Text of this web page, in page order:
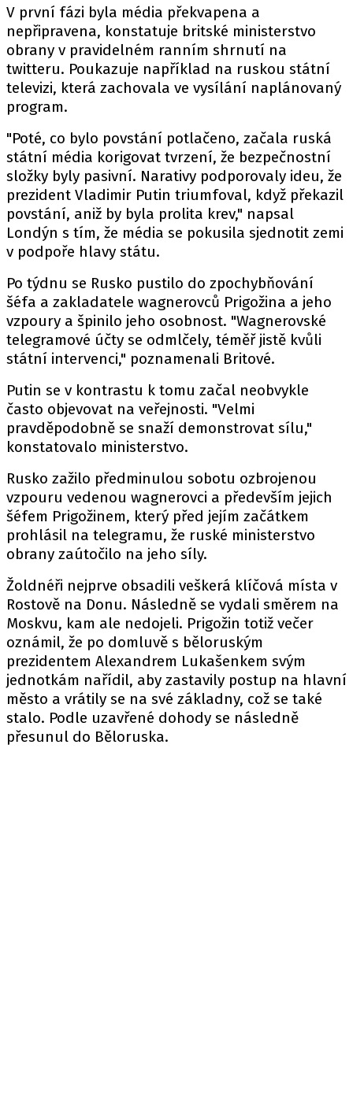
V první fázi byla média překvapena a
nepřipravena, konstatuje britské ministerstvo
obrany v pravidelném ranním shrnutí na
twitteru. Poukazuje například na ruskou státní
televizi, která zachovala ve vysílání naplánovaný
program.
"Poté, co bylo povstání potlačeno, začala ruská
státní média korigovat tvrzení, že bezpečnostní
složky byly pasivní. Narativy podporovaly ideu, že
prezident Vladimir Putin triumfoval, když překazil
povstání, aniž by byla prolita krev," napsal
Londýn s tím, že média se pokusila sjednotit zemi
v podpoře hlavy státu.
Po týdnu se Rusko pustilo do zpochybňování
šéfa a zakladatele wagnerovců Prigožina a jeho
vzpoury a špinilo jeho osobnost. "Wagnerovské
telegramové účty se odmlčely, téměř jistě kvůli
státní intervenci," poznamenali Britové.
Putin se v kontrastu k tomu začal neobvykle
často objevovat na veřejnosti. "Velmi
pravděpodobně se snaží demonstrovat sílu,"
konstatovalo ministerstvo.
Rusko zažilo předminulou sobotu ozbrojenou
vzpouru vedenou wagnerovci a především jejich
šéfem Prigožinem, který před jejím začátkem
prohlásil na telegramu, že ruské ministerstvo
obrany zaútočilo na jeho síly.
Žoldnéři nejprve obsadili veškerá klíčová místa v
Rostově na Donu. Následně se vydali směrem na
Moskvu, kam ale nedojeli. Prigožin totiž večer
oznámil, že po domluvě s běloruským
prezidentem Alexandrem Lukašenkem svým
jednotkám nařídil, aby zastavily postup na hlavní
město a vrátily se na své základny, což se také
stalo. Podle uzavřené dohody se následně
přesunul do Běloruska.